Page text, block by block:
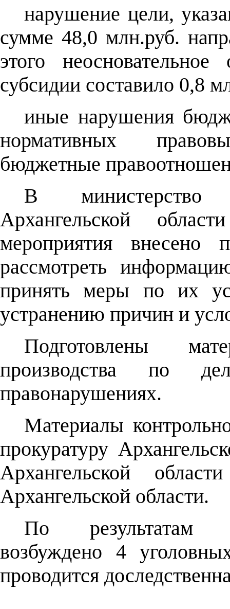
нарушение цели,
сумме 48,0 млн.руб.
этого
субсидии составило 0,8
иные нарушения
нормативных
бюджетные
В министерство
Архангельской
мероприятия внесено
рассмотреть
принять меры по их
устранению причин и
Подготовлены
производства по
правонарушениях.
Материалы
прокуратуру
Архангельской
Архангельской области.
По результатам
возбуждено 4
проводится